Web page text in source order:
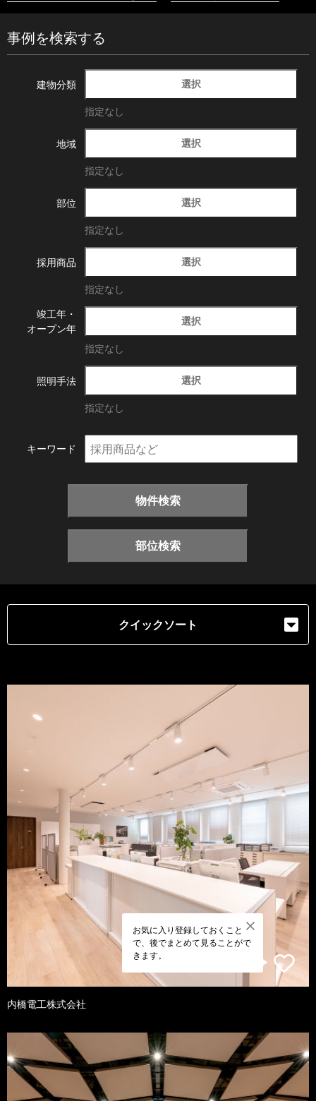
事例を検索する
建物分類 選択
指定なし
地域 選択
指定なし
部位 選択
指定なし
採用商品 選択
指定なし
竣工年・
オープン年
選択
指定なし
照明手法 選択
指定なし
キーワード
物件検索
部位検索
クイックソート
お気に入り登録しておくこと
で、後でまとめて見ることがで
きます。
内橋電工株式会社